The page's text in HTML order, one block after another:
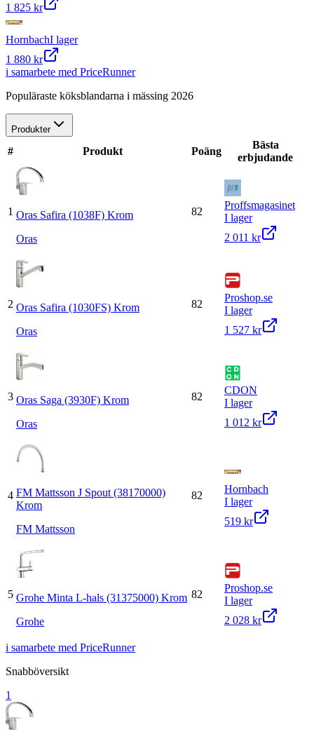
1 825 kr
HornbachI lager
1 880 kr
i samarbete med PriceRunner
Populäraste köksblandarna i mässing 2026
Produkter
# Produkt Poäng
Bästa
erbjudande
1 Oras Safira (1038F) Krom
Oras
82
Proffsmagasinet
I lager
2 011 kr
2 Oras Safira (1030FS) Krom
Oras
82
Proshop.se
I lager
1 527 kr
3 Oras Saga (3930F) Krom
Oras
82
CDON
I lager
1 012 kr
4 FM Mattsson J Spout (38170000)
Krom
FM Mattsson
82
Hornbach
I lager
519 kr
5 Grohe Minta L-hals (31375000) Krom
Grohe
82
Proshop.se
I lager
2 028 kr
i samarbete med PriceRunner
Snabböversikt
1